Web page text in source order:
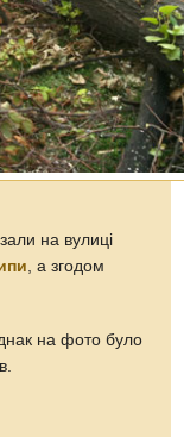
на вулиці
, а згодом
на фото було